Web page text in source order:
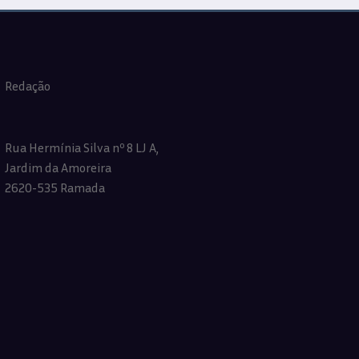
Redação
Rua Hermínia Silva nº 8 LJ A,
Jardim da Amoreira
2620-535 Ramada